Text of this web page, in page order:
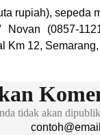
rupiah), sepeda
(0857-
12, Semarang,
tidak akan